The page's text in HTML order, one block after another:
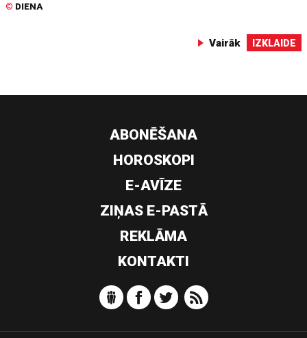
© DIENA
Vairāk IZKLAIDE
ABONĒŠANA
HOROSKOPI
E-AVĪZE
ZIŅAS E-PASTĀ
REKLĀMA
KONTAKTI